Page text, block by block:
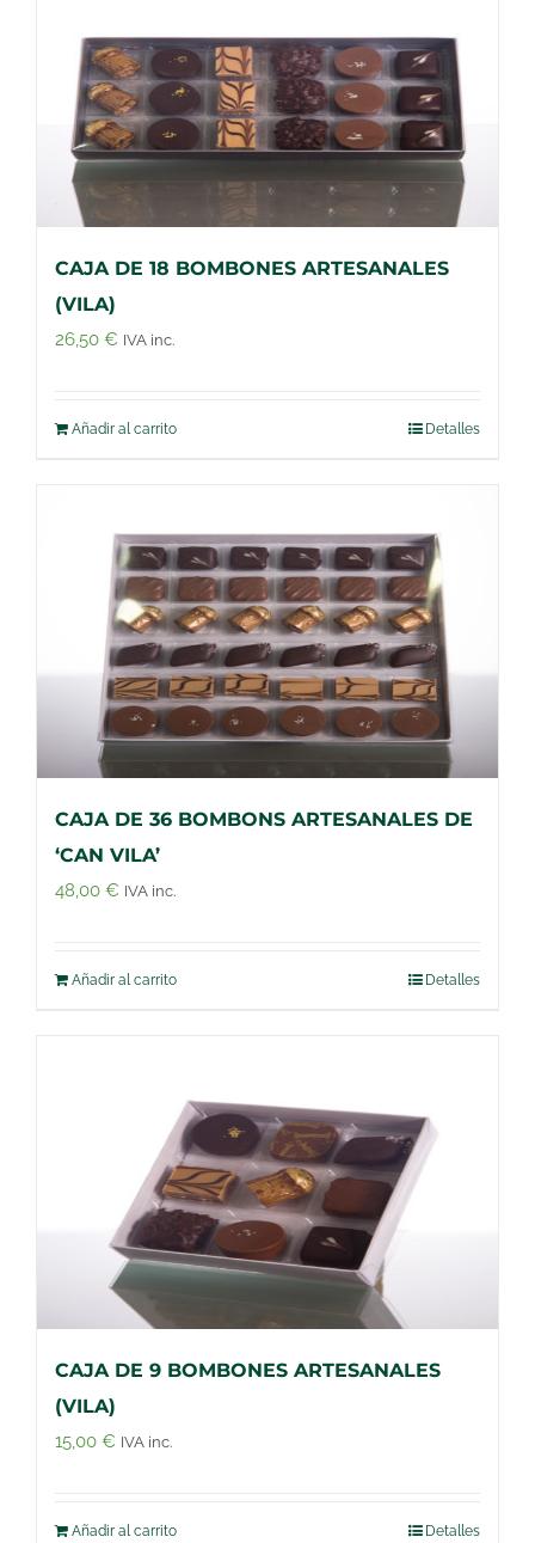
CAJA DE 18 BOMBONES ARTESANALES
(VILA)
26,50 € IVA inc.
Añadir al carrito Detalles
CAJA DE 36 BOMBONS ARTESANALES DE
‘CAN VILA’
48,00 € IVA inc.
Añadir al carrito Detalles
CAJA DE 9 BOMBONES ARTESANALES
(VILA)
15,00 € IVA inc.
Añadir al carrito Detalles